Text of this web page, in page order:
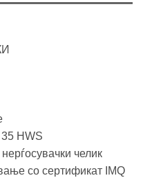
HWS
челик
со сертификат IMQ